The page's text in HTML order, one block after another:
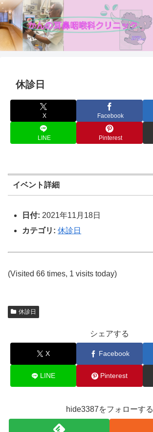
休診日
X Facebook
LINE Pinterest
イベント詳細
日付: 2021年11月18日
カテゴリ: 休診日
(Visited 66 times, 1 visits today)
休診日
シェアする
X Facebook
LINE Pinterest
hide3387をフォローする